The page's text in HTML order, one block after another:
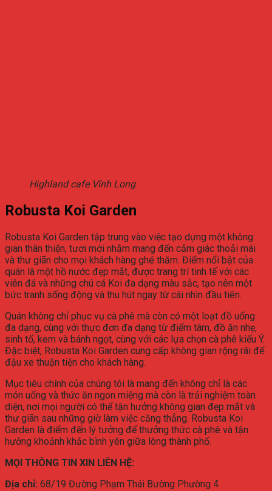
Highland cafe Vĩnh Long
Robusta Koi Garden
Robusta Koi Garden tập trung vào việc tạo dựng một không
gian thân thiện, tươi mới nhằm mang đến cảm giác thoải mái
và thư giãn cho mọi khách hàng ghé thăm. Điểm nổi bật của
quán là một hồ nước đẹp mắt, được trang trí tinh tế với các
viên đá và những chú cá Koi đa dạng màu sắc, tạo nên một
bức tranh sống động và thu hút ngay từ cái nhìn đầu tiên.
Quán không chỉ phục vụ cà phê mà còn có một loạt đồ uống
đa dạng, cùng với thực đơn đa dạng từ điểm tâm, đồ ăn nhẹ,
sinh tố, kem và bánh ngọt, cùng với các lựa chọn cà phê kiểu Ý.
Đặc biệt, Robusta Koi Garden cung cấp không gian rộng rãi để
đậu xe thuận tiện cho khách hàng.
Mục tiêu chính của chúng tôi là mang đến không chỉ là các
món uống và thức ăn ngon miệng mà còn là trải nghiệm toàn
diện, nơi mọi người có thể tận hưởng không gian đẹp mắt và
thư giãn sau những giờ làm việc căng thẳng. Robusta Koi
Garden là điểm đến lý tưởng để thưởng thức cà phê và tận
hưởng khoảnh khắc bình yên giữa lòng thành phố.
MỌI THÔNG TIN XIN LIÊN HỆ:
Địa chỉ: 68/19 Đường Phạm Thái Bường Phường 4